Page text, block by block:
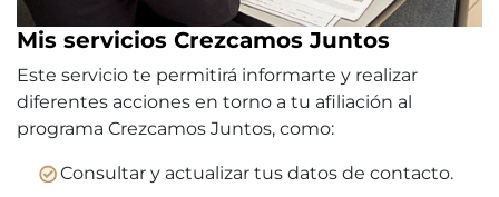
Mis servicios Crezcamos Juntos
Este servicio te permitirá informarte y realizar
diferentes acciones en torno a tu afiliación al
programa Crezcamos Juntos, como:
Consultar y actualizar tus datos de contacto.